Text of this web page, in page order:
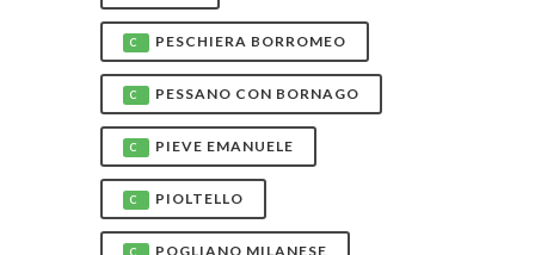
C PESCHIERA BORROMEO
C PESSANO CON BORNAGO
C PIEVE EMANUELE
C PIOLTELLO
C POGLIANO MILANESE